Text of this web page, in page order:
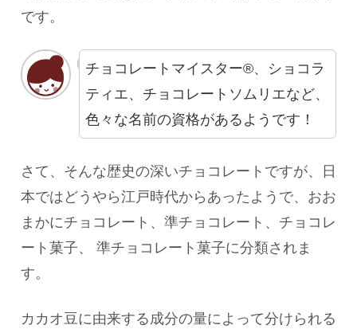
です。
チョコレートマイスター®、ショコラ
ティエ、チョコレートソムリエなど、
色々な名前の資格があるようです！
さて、そんな歴史の深いチョコレートですが、日
本ではどうやら江戸時代からあったようで、おお
まかにチョコレート、準チョコレート、チョコレ
ート菓子、 準チョコレート菓子に分類されま
す。
カカオ豆に由来する成分の量によって分けられる